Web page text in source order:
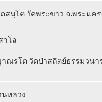
สนฺโต วัดพระขาว จ.พระนค
าโล
ณรโต วัดป่าสถิตย์ธรรมวนา
นหลวง